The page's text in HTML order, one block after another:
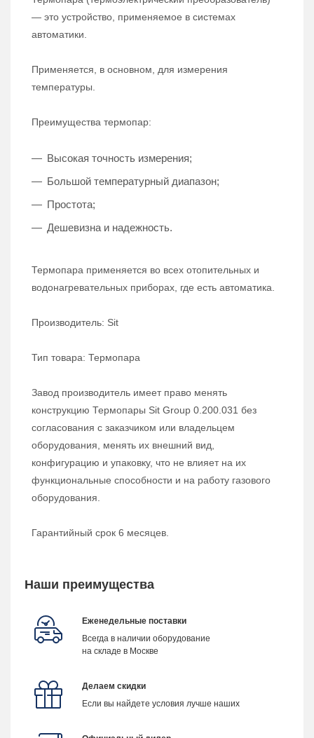
— это устройство, применяемое в системах
автоматики.
Применяется, в основном, для измерения
температуры.
Преимущества термопар:
Высокая точность измерения;
Большой температурный диапазон;
Простота;
Дешевизна и надежность.
Термопара применяется во всех отопительных и
водонагревательных приборах, где есть автоматика.
Производитель: Sit
Тип товара: Термопара
Завод производитель имеет право менять
конструкцию Термопары Sit Group 0.200.031 без
согласования с заказчиком или владельцем
оборудования, менять их внешний вид,
конфигурацию и упаковку, что не влияет на их
функциональные способности и на работу газового
оборудования.
Гарантийный срок 6 месяцев.
Наши преимущества
Еженедельные поставки
Всегда в наличии оборудование
на складе в Москве
Делаем скидки
Если вы найдете условия лучше наших